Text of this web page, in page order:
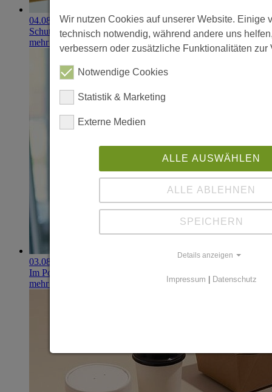
04.08.2026
Schutzhandschuhe erzielen 900.000-Euro-Exit
mehr erfahren
03.08.2026
Im Portfolio: Iset Telecom, IT für das Gesundheitswesen
mehr erfahren
Wir nutzen Cookies auf unserer Website. Einige
technisch notwendig, während andere uns
verbessern oder zusätzliche Funktionalitäten zur
Notwendige Cookies
Statistik & Marketing
Externe Medien
ALLE AUSWÄHLEN
ALLE ABLEHNEN
SPEICHERN
Details anzeigen
Impressum | Datenschutz